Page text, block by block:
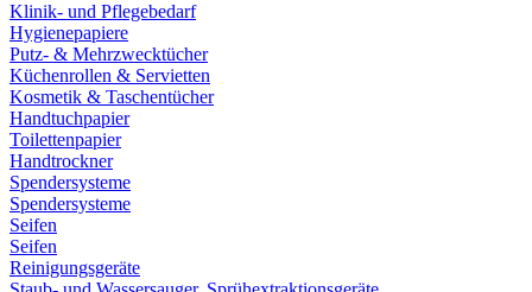
Klinik- und Pflegebedarf
Hygienepapiere
Putz- & Mehrzwecktücher
Küchenrollen & Servietten
Kosmetik & Taschentücher
Handtuchpapier
Toilettenpapier
Handtrockner
Spendersysteme
Spendersysteme
Seifen
Seifen
Reinigungsgeräte